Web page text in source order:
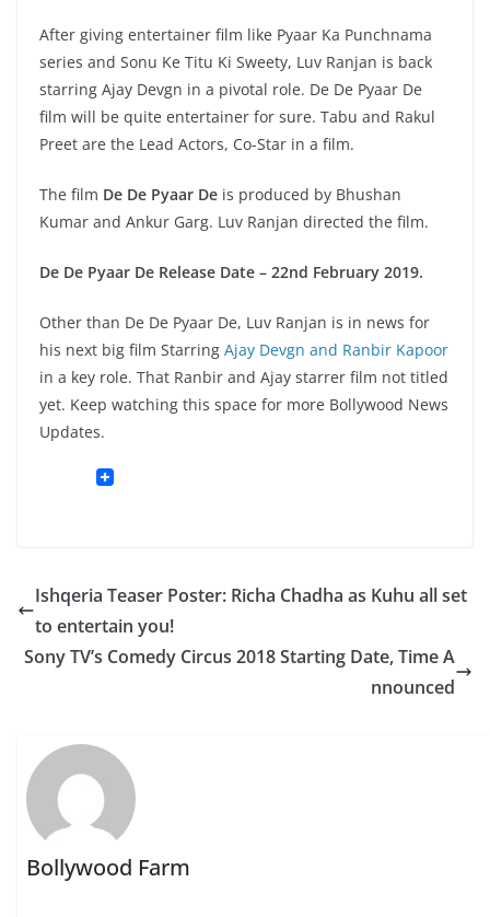
After giving entertainer film like Pyaar Ka Punchnama
series and Sonu Ke Titu Ki Sweety, Luv Ranjan is back
starring Ajay Devgn in a pivotal role. De De Pyaar De
film will be quite entertainer for sure. Tabu and Rakul
Preet are the Lead Actors, Co-Star in a film.
The film De De Pyaar De is produced by Bhushan
Kumar and Ankur Garg. Luv Ranjan directed the film.
De De Pyaar De Release Date – 22nd February 2019.
Other than De De Pyaar De, Luv Ranjan is in news for
his next big film Starring Ajay Devgn and Ranbir Kapoor
in a key role. That Ranbir and Ajay starrer film not titled
yet. Keep watching this space for more Bollywood News
Updates.
Ishqeria Teaser Poster: Richa Chadha as Kuhu all set
to entertain you!
Sony TV’s Comedy Circus 2018 Starting Date, Time A
nnounced
Bollywood Farm